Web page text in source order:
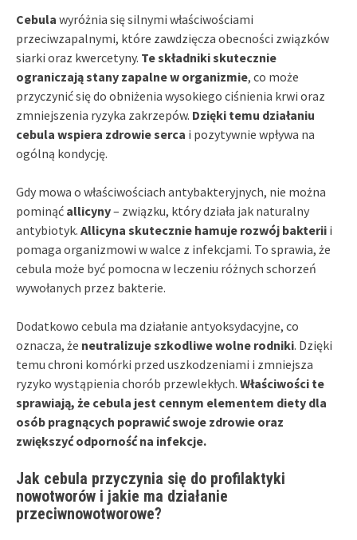
Cebula wyróżnia się silnymi właściwościami
przeciwzapalnymi, które zawdzięcza obecności związków
siarki oraz kwercetyny. Te składniki skutecznie
ograniczają stany zapalne w organizmie, co może
przyczynić się do obniżenia wysokiego ciśnienia krwi oraz
zmniejszenia ryzyka zakrzepów. Dzięki temu działaniu
cebula wspiera zdrowie serca i pozytywnie wpływa na
ogólną kondycję.
Gdy mowa o właściwościach antybakteryjnych, nie można
pominąć allicyny– związku, który działa jak naturalny
antybiotyk. Allicyna skutecznie hamuje rozwój bakterii i
pomaga organizmowi w walce z infekcjami. To sprawia, że
cebula może być pomocna w leczeniu różnych schorzeń
wywołanych przez bakterie.
Dodatkowo cebula ma działanie antyoksydacyjne, co
oznacza, że neutralizuje szkodliwe wolne rodniki. Dzięki
temu chroni komórki przed uszkodzeniami i zmniejsza
ryzyko wystąpienia chorób przewlekłych. Właściwości te
sprawiają, że cebula jest cennym elementem diety dla
osób pragnących poprawić swoje zdrowie oraz
zwiększyć odporność na infekcje.
Jak cebula przyczynia się do profilaktyki
nowotworów i jakie ma działanie
przeciwnowotworowe?